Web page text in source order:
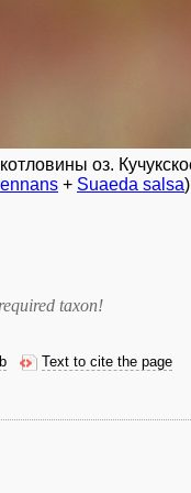
оз.
+ Suaeda salsa
taxon!
Text to cite the page